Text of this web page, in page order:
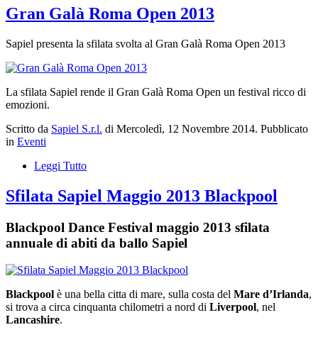
Gran Galà Roma Open 2013
Sapiel presenta la sfilata svolta al Gran Galà Roma Open 2013
La sfilata Sapiel rende il Gran Galà Roma Open un festival ricco di
emozioni.
Scritto da Sapiel S.r.l. di Mercoledì, 12 Novembre 2014. Pubblicato
in Eventi
Leggi Tutto
Sfilata Sapiel Maggio 2013 Blackpool
Blackpool Dance Festival maggio 2013 sfilata
annuale di abiti da ballo Sapiel
Blackpool è una bella citta di mare, sulla costa del Mare d’Irlanda,
si trova a circa cinquanta chilometri a nord di Liverpool, nel
Lancashire.